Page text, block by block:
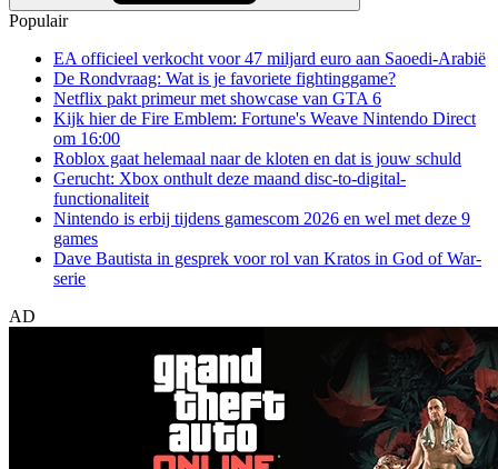
Populair
EA officieel verkocht voor 47 miljard euro aan Saoedi-Arabië
De Rondvraag: Wat is je favoriete fightinggame?
Netflix pakt primeur met showcase van GTA 6
Kijk hier de Fire Emblem: Fortune's Weave Nintendo Direct
om 16:00
Roblox gaat helemaal naar de kloten en dat is jouw schuld
Gerucht: Xbox onthult deze maand disc-to-digital-
functionaliteit
Nintendo is erbij tijdens gamescom 2026 en wel met deze 9
games
Dave Bautista in gesprek voor rol van Kratos in God of War-
serie
AD